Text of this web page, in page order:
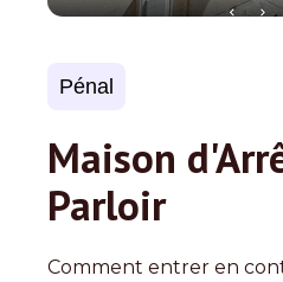
Pénal
Maison
Parloir
Comment entrer en